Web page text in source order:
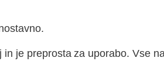
je preprosta za uporabo. Vse